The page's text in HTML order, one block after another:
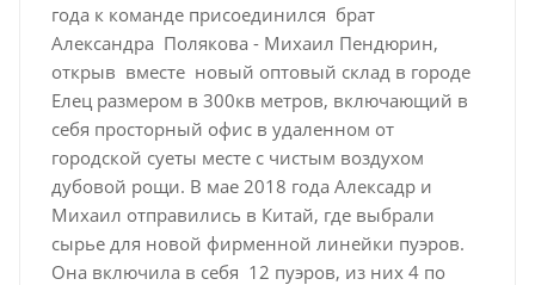
года к команде присоединился брат
Александра Полякова - Михаил Пендюрин,
открыв вместе новый оптовый склад в городе
Елец размером в 300кв метров, включающий в
себя просторный офис в удаленном от
городской суеты месте с чистым воздухом
дубовой рощи. В мае 2018 года Алексадр и
Михаил отправились в Китай, где выбрали
сырье для новой фирменной линейки пуэров.
Она включила в себя 12 пуэров, из них 4 по